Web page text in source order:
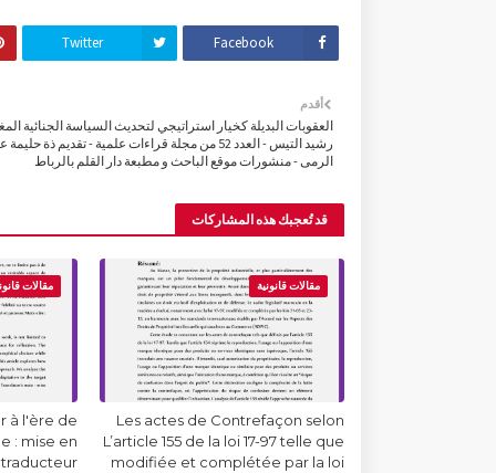
Facebook
Twitter
أقدم
العقوبات البديلة كخيار استراتيجي لتحديث السياسة الجنائية
رشيد التيس - العدد 52 من مجلة قراءات علمية - تقديم ذة حليمة
الرمى - منشورات موقع الباحث و مطبعة دار القلم بالرباط
قد تُعجبك هذه المشاركات
مقالات قانونية
Les actes de Contrefaçon selon
L’article 155 de la loi 17-97 telle que
modifiée et complétée par la loi
مقالات
à l'ère de
: mise en